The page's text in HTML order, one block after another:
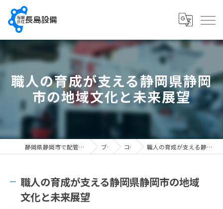
職人の育成が支える静岡県静岡
市の地域文化と未来展望
静岡県静岡市で配管工の求人なら有限会社長島設備 ブログ コラム 職人の育成が支える静岡県静岡市の地域文化と未来展望
職人の育成が支える静岡県静岡市の地域
文化と未来展望